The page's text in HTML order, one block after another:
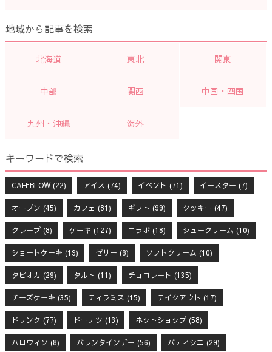
地域から記事を検索
北海道 東北 関東
中部 関西 中国・四国
九州・沖縄 海外
キーワードで検索
CAFEBLOW(22) アイス (74) イベント (71) イースター (7)
オープン (45) カフェ (81) ギフト (99) クッキー (47)
クレープ(8) ケーキ (127) コラボ(18) シュークリーム (10)
ショートケーキ (19) ゼリー (8) ソフトクリーム (10)
タピオカ (29) タルト (11) チョコレート (135)
チーズケーキ (35) ティラミス (15) テイクアウト (17)
ドリンク (77) ドーナツ (13) ネットショップ(58)
ハロウィン (8) バレンタインデー (56) パティシエ (29)